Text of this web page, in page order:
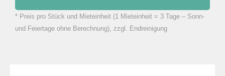
zu Warenkorb hinzugefügt.
* Preis pro Stück und Mieteinheit (1 Mieteinheit = 3 Tage – Sonn-
und Feiertage ohne Berechnung), zzgl. Endreinigung